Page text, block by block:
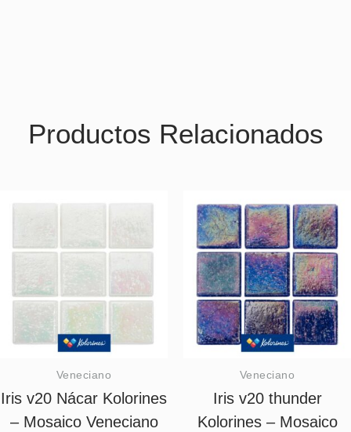
Productos Relacionados
Veneciano
Iris v20 Nácar Kolorines
– Mosaico Veneciano
Veneciano
Iris v20 thunder
Kolorines – Mosaico